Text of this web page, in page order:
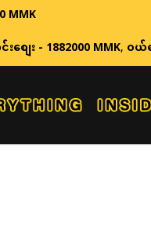
MMK
းစျေး - 1882000 MMK,ဝယ်